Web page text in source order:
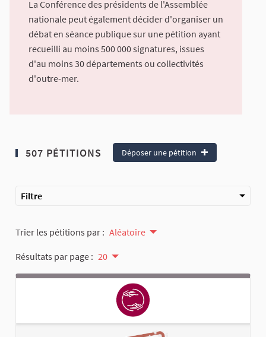
La Conférence des présidents de l'Assemblée
nationale peut également décider d'organiser un
débat en séance publique sur une pétition ayant
recueilli au moins 500 000 signatures, issues
d'au moins 30 départements ou collectivités
d'outre-mer.
507 PÉTITIONS Déposer une pétition
Filtre
Trier les pétitions par : Aléatoire
Résultats par page : 20